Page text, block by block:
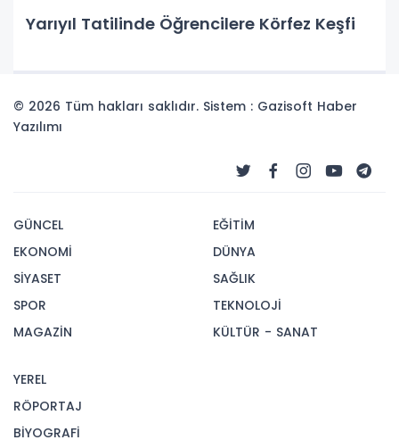
Yarıyıl Tatilinde Öğrencilere Körfez Keşfi
© 2026 Tüm hakları saklıdır. Sistem : Gazisoft Haber
Yazılımı
GÜNCEL
EKONOMİ
SİYASET
SPOR
MAGAZİN
EĞİTİM
DÜNYA
SAĞLIK
TEKNOLOJİ
KÜLTÜR - SANAT
YEREL
RÖPORTAJ
BİYOGRAFİ